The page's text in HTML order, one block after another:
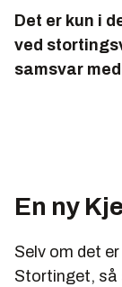
Det er kun i
ved
samsvar
En ny
Selv om det
Stortinget, så